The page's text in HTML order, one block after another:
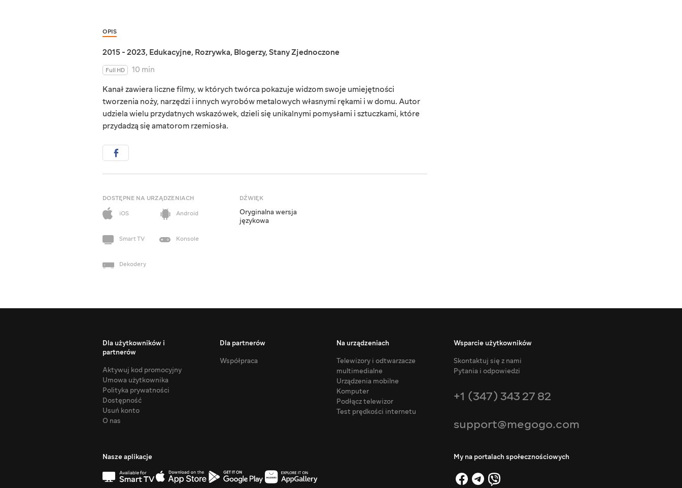
OPIS
2015 - 2023, Edukacyjne, Rozrywka, Blogerzy, Stany Zjednoczone
Full HD
10 min
Kanał zawiera liczne filmy, w których twórca pokazuje widzom swoje umiejętności
tworzenia noży, narzędzi i innych wyrobów metalowych własnymi rękami i w domu. Autor
udziela wielu przydatnych wskazówek, dzieli się unikalnymi pomysłami i sztuczkami, które
przydadzą się amatorom rzemiosła.
DOSTĘPNE NA URZĄDZENIACH
iOS
Android
Smart TV Konsole
Dekodery
DŹWIĘK
Oryginalna wersja
językowa
Dla użytkowników i
partnerów
Aktywuj kod promocyjny
Umowa użytkownika
Polityka prywatności
Dostępność
Usuń konto
O nas
Dla partnerów
Współpraca
Na urządzeniach
Telewizory i odtwarzacze
multimedialne
Urządzenia mobilne
Komputer
Podłącz telewizor
Test prędkości internetu
Wsparcie użytkowników
Skontaktuj się z nami
Pytania i odpowiedzi
+1 (347) 343 27 82
support@megogo.com
Nasze aplikacje My na portalach społecznościowych